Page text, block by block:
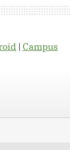
| Campus